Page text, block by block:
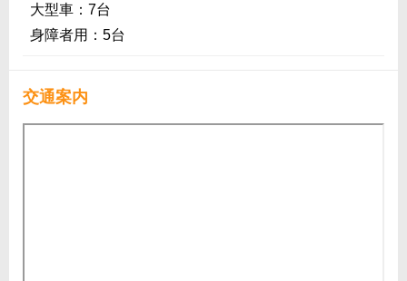
大型車：7台
身障者用：5台
交通案内